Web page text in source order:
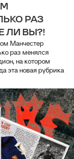
РАЗ
ЛИ ВЫ?!
Манчестер
раз менялся
на котором
эта новая рубрика